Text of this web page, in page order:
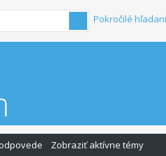
Pokročilé
Zobraziť aktívne témy